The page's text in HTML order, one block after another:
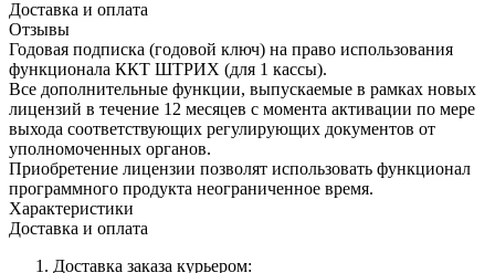
Доставка и оплата
Отзывы
Годовая подписка (годовой ключ) на право использования
функционала ККТ ШТРИХ (для 1 кассы).
Все дополнительные функции, выпускаемые в рамках новых
лицензий в течение 12 месяцев с момента активации по мере
выхода соответствующих регулирующих документов от
уполномоченных органов.
Приобретение лицензии позволят использовать функционал
программного продукта неограниченное время.
Характеристики
Доставка и оплата
Доставка заказа курьером: